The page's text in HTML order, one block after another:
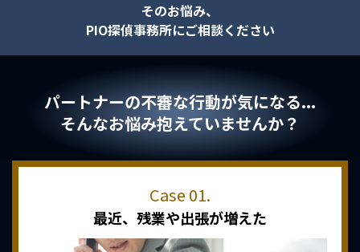
そのお悩み、
PIO探偵事務所にご相談ください
パートナーの不審な行動が気になる...
そんなお悩み抱えていませんか？
最近、 残業や出張が増えた